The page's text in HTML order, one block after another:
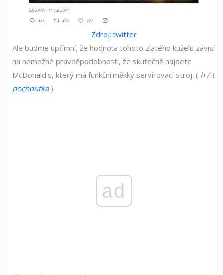
Zdroj: twitter
Ale buďme upřímní, že hodnota tohoto zlatého kuželu závisí
na nemožné pravděpodobnosti, že skutečně najdete
McDonald's, který má funkční měkký servírovací stroj. ( h / t
pochoutka )
ad